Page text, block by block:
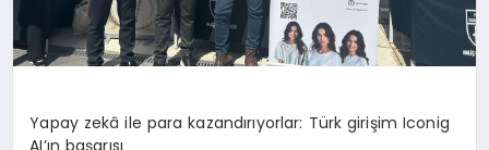
Yapay zekâ ile para kazandırıyorlar: Türk girişim Iconig